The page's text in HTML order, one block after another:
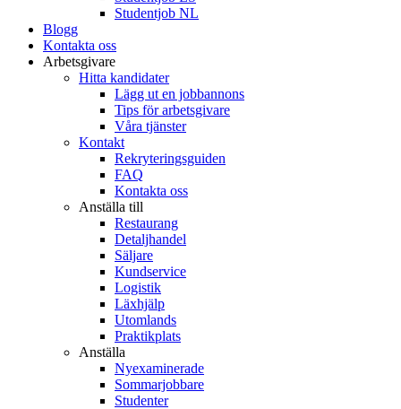
Studentjob NL
Blogg
Kontakta oss
Arbetsgivare
Hitta kandidater
Lägg ut en jobbannons
Tips för arbetsgivare
Våra tjänster
Kontakt
Rekryteringsguiden
FAQ
Kontakta oss
Anställa till
Restaurang
Detaljhandel
Säljare
Kundservice
Logistik
Läxhjälp
Utomlands
Praktikplats
Anställa
Nyexaminerade
Sommarjobbare
Studenter